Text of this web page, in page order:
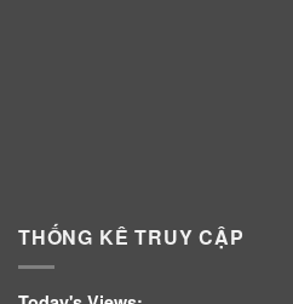
THỐNG KÊ TRUY CẬP